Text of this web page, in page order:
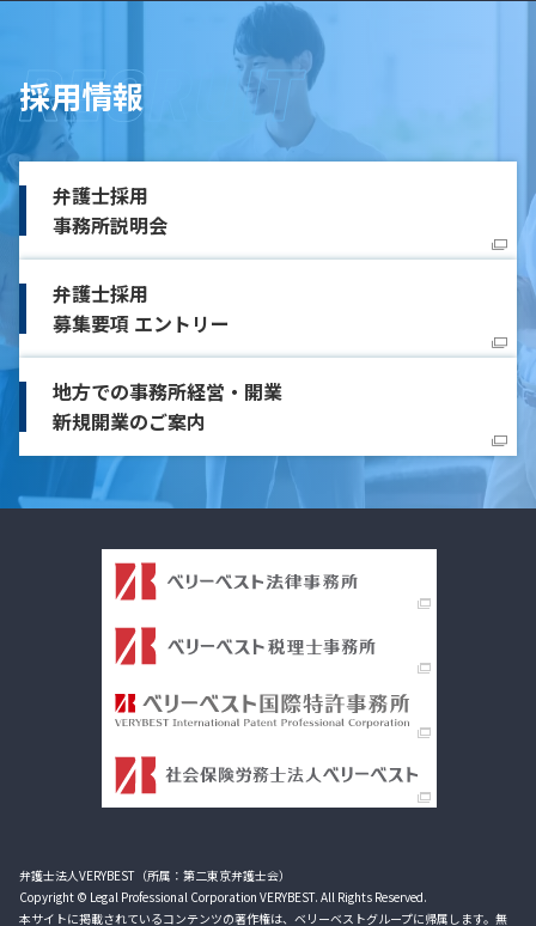
採用情報
弁護士採用
事務所説明会
弁護士採用
募集要項 エントリー
地方での事務所経営・開業
新規開業のご案内
弁護士法人VERYBEST（所属：第二東京弁護士会）
Copyright © Legal Professional Corporation VERYBEST. All Rights Reserved.
本サイトに掲載されているコンテンツの著作権は、ベリーベストグループに帰属します。無